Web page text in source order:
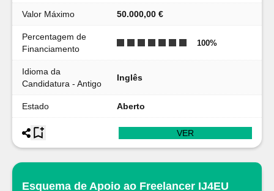
Valor Máximo 50.000,00 €
Percentagem de
Financiamento
100%
Idioma da
Candidatura - Antigo
Inglês
Estado Aberto
VER
Esquema de Apoio ao Freelancer IJ4EU